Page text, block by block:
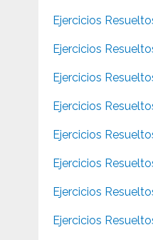
Ejercicios
Ejercicios
Ejercicios
Ejercicios
Ejercicios
Ejercicios
Ejercicios
Ejercicios